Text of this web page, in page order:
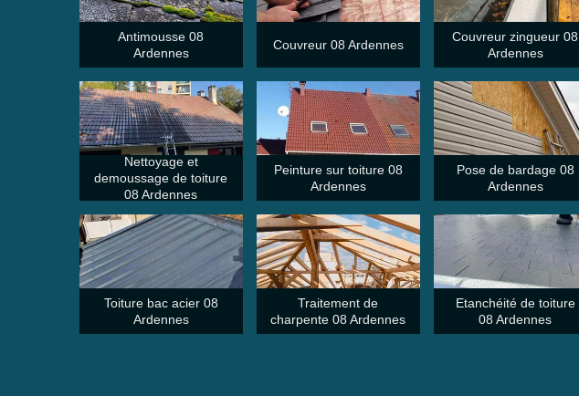
Antimousse 08
Ardennes
Couvreur 08 Ardennes
Couvreur zingueur 08
Ardennes
Nettoyage et
demoussage de toiture
08 Ardennes
Peinture sur toiture 08
Ardennes
Pose de bardage 08
Ardennes
Toiture bac acier 08
Ardennes
Traitement de
charpente 08 Ardennes
Etanchéité de toiture
08 Ardennes